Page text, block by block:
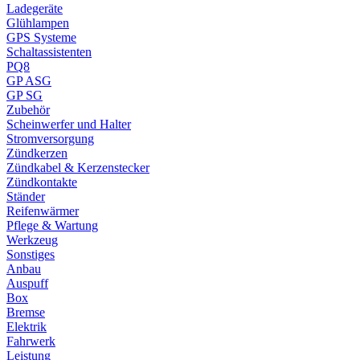
Ladegeräte
Glühlampen
GPS Systeme
Schaltassistenten
PQ8
GP ASG
GP SG
Zubehör
Scheinwerfer und Halter
Stromversorgung
Zündkerzen
Zündkabel & Kerzenstecker
Zündkontakte
Ständer
Reifenwärmer
Pflege & Wartung
Werkzeug
Sonstiges
Anbau
Auspuff
Box
Bremse
Elektrik
Fahrwerk
Leistung